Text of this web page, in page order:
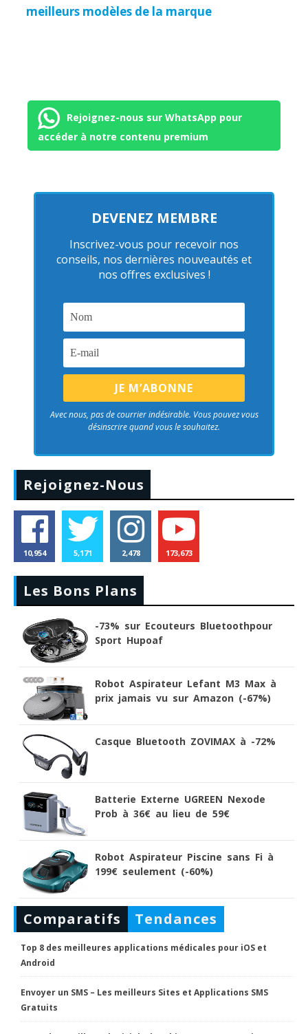
meilleurs modèles de la marque
Rejoignez-nous sur WhatsApp pour
accéder à notre contenu premium
DEVENEZ MEMBRE
Inscrivez-vous pour recevoir nos
conseils, nos dernières nouveautés et
nos offres exclusives !
Avec nous, pas de courrier indésirable. Vous pouvez vous
désinscrire quand vous le souhaitez.
Rejoignez-Nous
10,954 5,171 2,478 173,673
Les Bons Plans
-73% sur Ecouteurs Bluetoothpour
Sport Hupoaf
Robot Aspirateur Lefant M3 Max à
prix jamais vu sur Amazon (-67%)
Casque Bluetooth ZOVIMAX à -72%
Batterie Externe UGREEN Nexode
Prob à 36€ au lieu de 59€
Robot Aspirateur Piscine sans Fi à
199€ seulement (-60%)
Comparatifs Tendances
Top 8 des meilleures applications médicales pour iOS et
Android
Envoyer un SMS – Les meilleurs Sites et Applications SMS
Gratuits